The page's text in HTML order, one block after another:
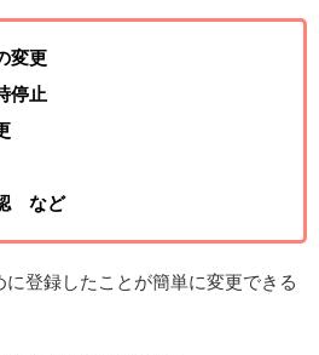
変更
停止
など
登録したことが簡単に変更できる